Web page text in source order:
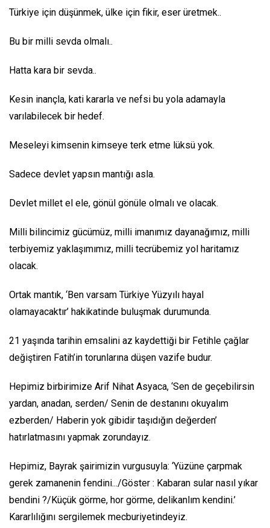
Türkiye için düşünmek, ülke için fikir, eser üretmek..
Bu bir milli sevda olmalı..
Hatta kara bir sevda..
Kesin inançla, kati kararla ve nefsi bu yola adamayla
varılabilecek bir hedef.
Meseleyi kimsenin kimseye terk etme lüksü yok.
Sadece devlet yapsın mantığı asla.
Devlet millet el ele, gönül gönüle olmalı ve olacak.
Milli bilincimiz gücümüz, milli imanımız dayanağımız, milli
terbiyemiz yaklaşımımız, milli tecrübemiz yol haritamız
olacak.
Ortak mantık, ‘Ben varsam Türkiye Yüzyılı hayal
olamayacaktır’ hakikatinde buluşmak durumunda.
21 yaşında tarihin emsalini az kaydettiği bir Fetihle çağlar
değiştiren Fatih’in torunlarına düşen vazife budur.
Hepimiz birbirimize Arif Nihat Asyaca, ‘Sen de geçebilirsin
yardan, anadan, serden/ Senin de destanını okuyalım
ezberden/ Haberin yok gibidir taşıdığın değerden’
hatırlatmasını yapmak zorundayız.
Hepimiz, Bayrak şairimizin vurgusuyla: ‘Yüzüne çarpmak
gerek zamanenin fendini.../Göster : Kabaran sular nasıl yıkar
bendini ?/Küçük görme, hor görme, delikanlım kendini.’
Kararlılığını sergilemek mecburiyetindeyiz.